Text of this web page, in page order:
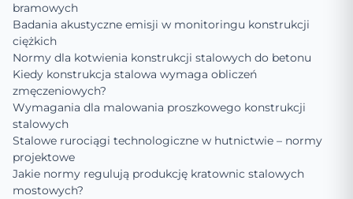
bramowych
Badania akustyczne emisji w monitoringu konstrukcji
ciężkich
Normy dla kotwienia konstrukcji stalowych do betonu
Kiedy konstrukcja stalowa wymaga obliczeń
zmęczeniowych?
Wymagania dla malowania proszkowego konstrukcji
stalowych
Stalowe rurociągi technologiczne w hutnictwie – normy
projektowe
Jakie normy regulują produkcję kratownic stalowych
mostowych?